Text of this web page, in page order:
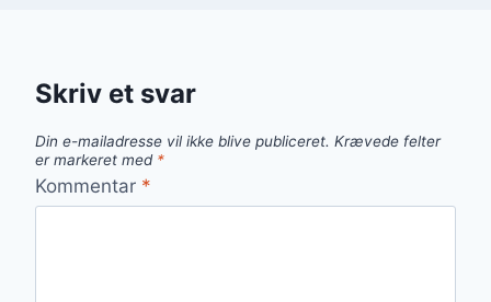
Skriv et svar
Din e-mailadresse vil ikke blive publiceret. Krævede felter
er markeret med *
Kommentar *